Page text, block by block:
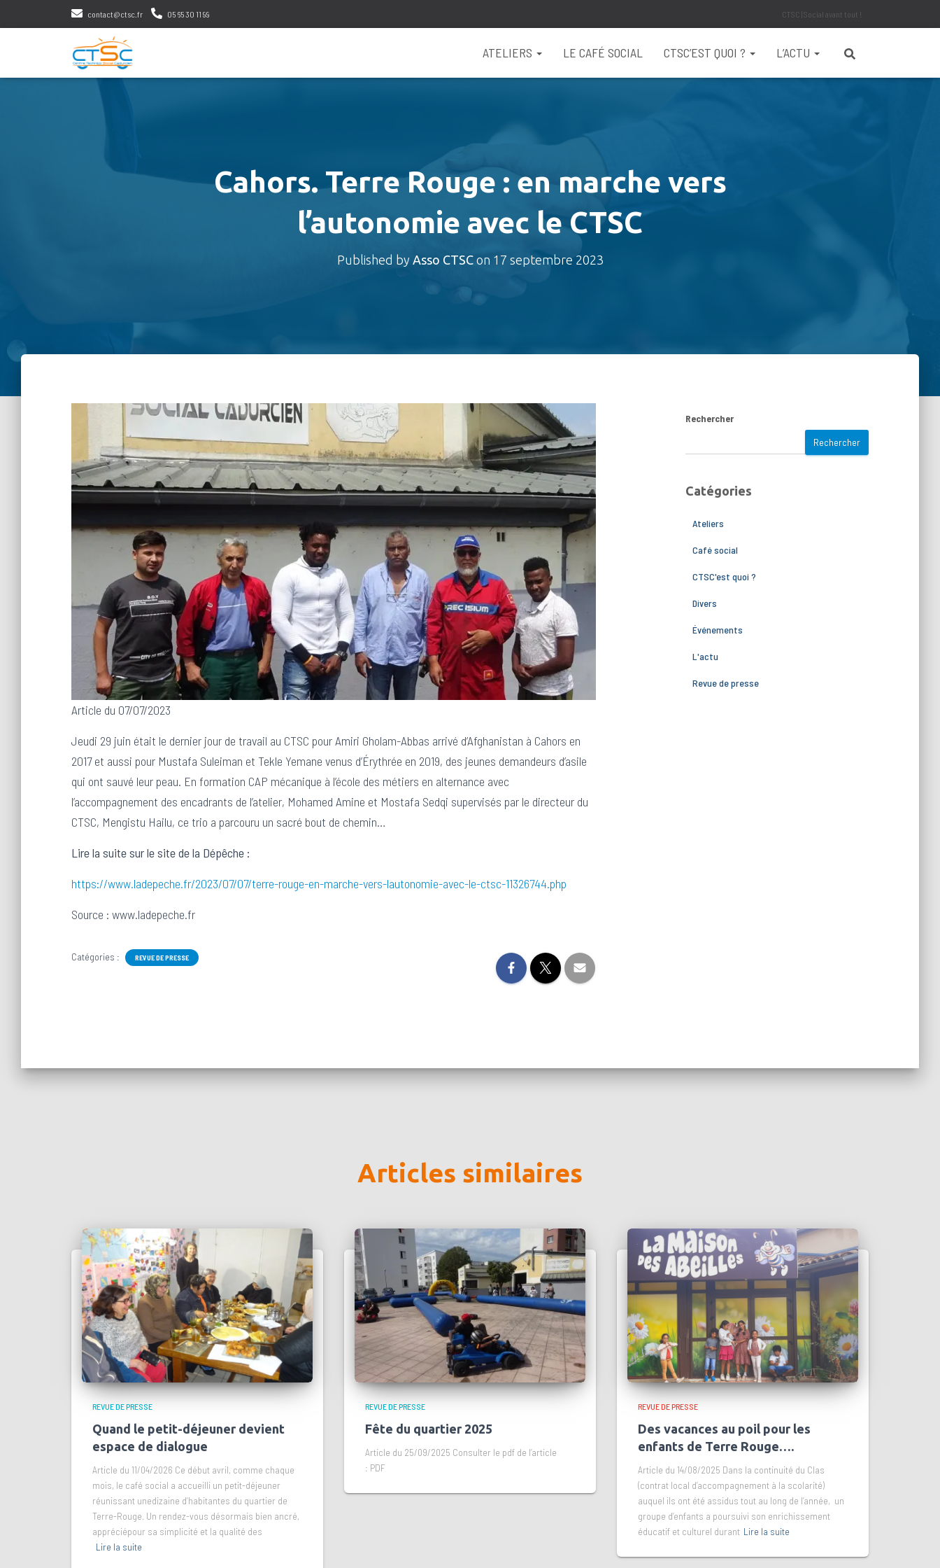
CTSC | Social avant tout !
contact@ctsc.fr 05 65 30 11 99
ATELIERS LE CAFÉ SOCIAL CTSC’EST QUOI ? L’ACTU
Cahors. Terre Rouge : en marche vers
l’autonomie avec le CTSC
Published by Asso CTSCon 17 septembre 2023
Article du 07/07/2023
Jeudi 29 juin était le dernier jour de travail au CTSC pour Amiri Gholam-Abbas arrivé d’Afghanistan à Cahors en
2017 et aussi pour Mustafa Suleiman et Tekle Yemane venus d’Érythrée en 2019, des jeunes demandeurs d’asile
qui ont sauvé leur peau. En formation CAP mécanique à l’école des métiers en alternance avec
l’accompagnement des encadrants de l’atelier, Mohamed Amine et Mostafa Sedqi supervisés par le directeur du
CTSC, Mengistu Hailu, ce trio a parcouru un sacré bout de chemin…
Lire la suite sur le site de la Dépêche :
https://www.ladepeche.fr/2023/07/07/terre-rouge-en-marche-vers-lautonomie-avec-le-ctsc-11326744.php
Source : www.ladepeche.fr
Catégories : REVUE DE PRESSE
Rechercher
Rechercher
Catégories
Ateliers
Café social
CTSC'est quoi ?
Divers
Événements
L'actu
Revue de presse
Articles similaires
REVUE DE PRESSE
Quand le petit-déjeuner devient
espace de dialogue
Article du 11/04/2026 Ce début avril, comme chaque
mois, le café social a accueilli un petit-déjeuner
réunissant unedizaine d’habitantes du quartier de
Terre-Rouge. Un rendez-vous désormais bien ancré,
appréciépour sa simplicité et la qualité des
Lire la suite
REVUE DE PRESSE
Fête du quartier 2025
Article du 25/09/2025 Consulter le pdf de l’article
: PDF
REVUE DE PRESSE
Des vacances au poil pour les
enfants de Terre Rouge….
Article du 14/08/2025 Dans la continuité du Clas
(contrat local d’accompagnement à la scolarité)
auquel ils ont été assidus tout au long de l’année, un
groupe d’enfants a poursuivi son enrichissement
éducatif et culturel durant Lire la suite